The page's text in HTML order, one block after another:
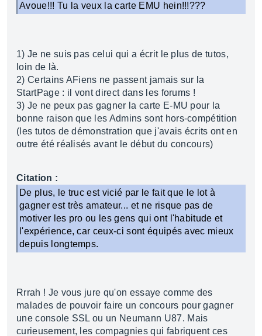
Avoue!!! Tu la veux la carte EMU hein!!!???
1) Je ne suis pas celui qui a écrit le plus de tutos,
loin de là.
2) Certains AFiens ne passent jamais sur la
StartPage : il vont direct dans les forums !
3) Je ne peux pas gagner la carte E-MU pour la
bonne raison que les Admins sont hors-compétition
(les tutos de démonstration que j'avais écrits ont en
outre été réalisés avant le début du concours)
Citation :
De plus, le truc est vicié par le fait que le lot à
gagner est très amateur... et ne risque pas de
motiver les pro ou les gens qui ont l'habitude et
l'expérience, car ceux-ci sont équipés avec mieux
depuis longtemps.
Rrrah ! Je vous jure qu'on essaye comme des
malades de pouvoir faire un concours pour gagner
une console SSL ou un Neumann U87. Mais
curieusement, les compagnies qui fabriquent ces